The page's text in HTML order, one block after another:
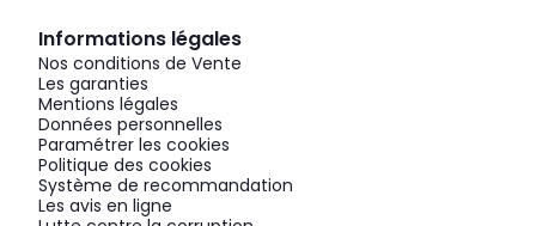
Informations légales
Nos conditions de Vente
Les garanties
Mentions légales
Données personnelles
Paramétrer les cookies
Politique des cookies
Système de recommandation
Les avis en ligne